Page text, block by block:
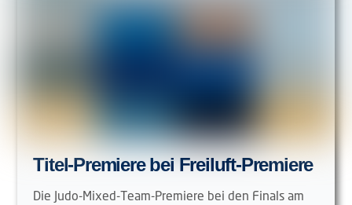
Titel-Premiere bei Freiluft-Premiere
Die Judo-Mixed-Team-Premiere bei den Finals am